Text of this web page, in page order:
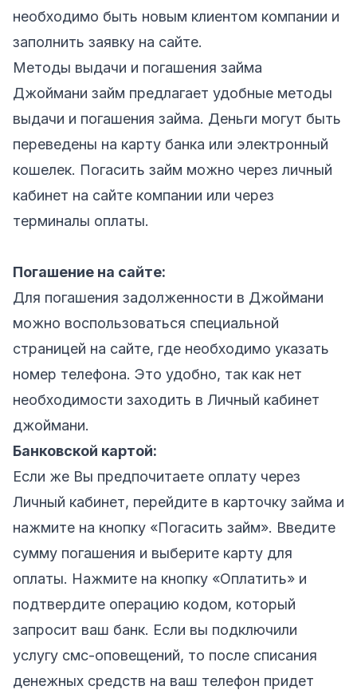
необходимо быть новым клиентом компании и
заполнить заявку на сайте.
Методы выдачи и погашения займа
Джоймани займ предлагает удобные методы
выдачи и погашения займа. Деньги могут быть
переведены на карту банка или электронный
кошелек. Погасить займ можно через личный
кабинет на сайте компании или через
терминалы оплаты.
Погашение на сайте:
Для погашения задолженности в Джоймани
можно воспользоваться специальной
страницей на сайте, где необходимо указать
номер телефона. Это удобно, так как нет
необходимости заходить в Личный кабинет
джоймани.
Банковской картой:
Если же Вы предпочитаете оплату через
Личный кабинет, перейдите в карточку займа и
нажмите на кнопку «Погасить займ». Введите
сумму погашения и выберите карту для
оплаты. Нажмите на кнопку «Оплатить» и
подтвердите операцию кодом, который
запросит ваш банк. Если вы подключили
услугу смс-оповещений, то после списания
денежных средств на ваш телефон придет